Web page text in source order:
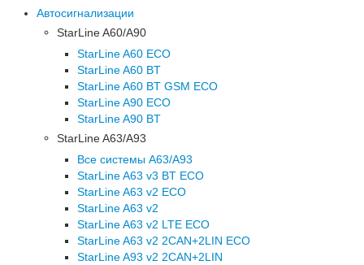
Автосигнализации
StarLine A60/A90
StarLine A60 ECO
StarLine A60 BT
StarLine A60 BT GSM ECO
StarLine A90 ECO
StarLine A90 BT
StarLine A63/A93
Все системы A63/A93
StarLine A63 v3 BT ECO
StarLine A63 v2 ECO
StarLine A63 v2
StarLine A63 v2 LTE ECO
StarLine A63 v2 2CAN+2LIN ECO
StarLine A93 v2 2CAN+2LIN